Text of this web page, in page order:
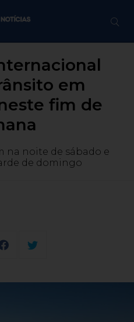
em
fim de
na noite de sábado e
de domingo